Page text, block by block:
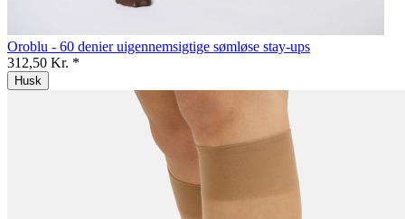
Oroblu - 60 denier uigennemsigtige sømløse stay-ups
312,50 Kr. *
Husk